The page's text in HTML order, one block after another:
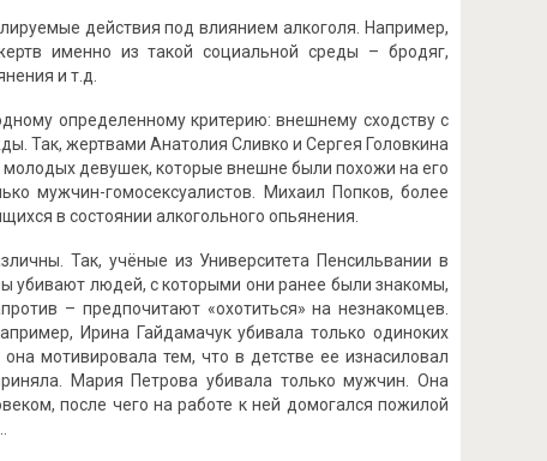
действия под влиянием алкоголя. Например,
именно из такой социальной среды – бродяг,
и т.д.
определенному критерию: внешнему сходству с
Так, жертвами Анатолия Сливко и Сергея Головкина
девушек, которые внешне были похожи на его
мужчин-гомосексуалистов. Михаил Попков, более
в состоянии алкогольного опьянения.
Так, учёные из Университета Пенсильвании в
убивают людей, с которыми они ранее были знакомы,
– предпочитают «охотиться» на незнакомцев.
Ирина Гайдамачук убивала только одиноких
мотивировала тем, что в детстве ее изнасиловал
Мария Петрова убивала только мужчин. Она
после чего на работе к ней домогался пожилой